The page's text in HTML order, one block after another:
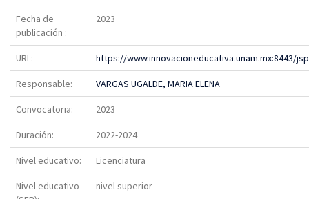
Fecha de
publicación :
2023
URI : https://www.innovacioneducativa.unam.mx:8443/
Responsable: VARGAS UGALDE, MARIA ELENA
Convocatoria: 2023
Duración: 2022-2024
Nivel educativo: Licenciatura
Nivel educativo
nivel superior